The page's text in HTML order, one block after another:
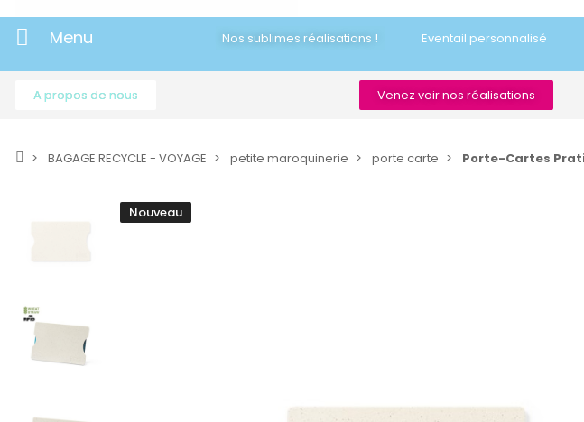
Menu Nos sublimes réalisations ! Eventail personnalisé
A propos de nous Venez voir nos réalisations
BAGAGE RECYCLE - VOYAGE petite maroquinerie porte carte Porte-Cartes
Nouveau